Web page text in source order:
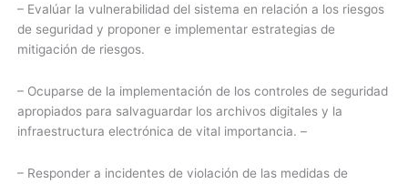
– Evalúar la vulnerabilidad del sistema en relación a los riesgos
de seguridad y proponer e implementar estrategias de
mitigación de riesgos.
– Ocuparse de la implementación de los controles de seguridad
apropiados para salvaguardar los archivos digitales y la
infraestructura electrónica de vital importancia. –
– Responder a incidentes de violación de las medidas de